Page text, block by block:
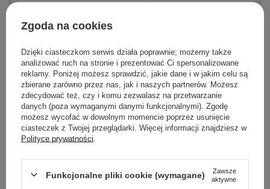
specjalizacja:
pielęgnacja
skóry wrażliwej
i trądzikowej
Ten niezwykle lekki krem łączy bardzo wysoką
ochronę przeciwsłoneczną przed UVA i UVB, z
nawilżeniem. Od razu po aplikacji przywraca
krem z SPF sprawdzi się w pielęgnacji każdego
Zgoda na cookies
Dzięki ciasteczkom serwis działa poprawnie; możemy także
analizować ruch na stronie i prezentować Ci spersonalizowane
reklamy. Poniżej możesz sprawdzić, jakie dane i w jakim celu są
zbierane zarówno przez nas, jak i naszych partnerów. Możesz
zdecydować też, czy i komu zezwalasz na przetwarzanie
danych (poza wymaganymi danymi funkcjonalnymi). Zgodę
możesz wycofać w dowolnym momencie poprzez usunięcie
ciasteczek z Twojej przeglądarki. Więcej informacji znajdziesz w
Polityce prywatności
Funkcjonalne pliki cookie (wymagane)
Zawsze
aktywne